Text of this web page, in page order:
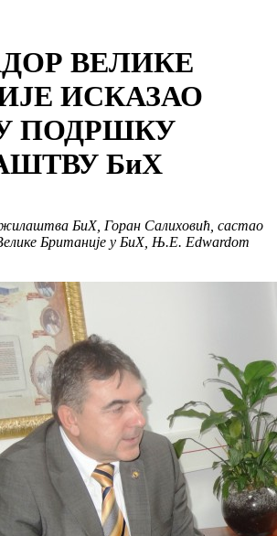
ВЕЛИКЕ
ИСКАЗАО
ПОДРШКУ
БиХ
БиХ, Горан Салиховић, састао
Британије у БиХ, Њ.Е. Edwardom